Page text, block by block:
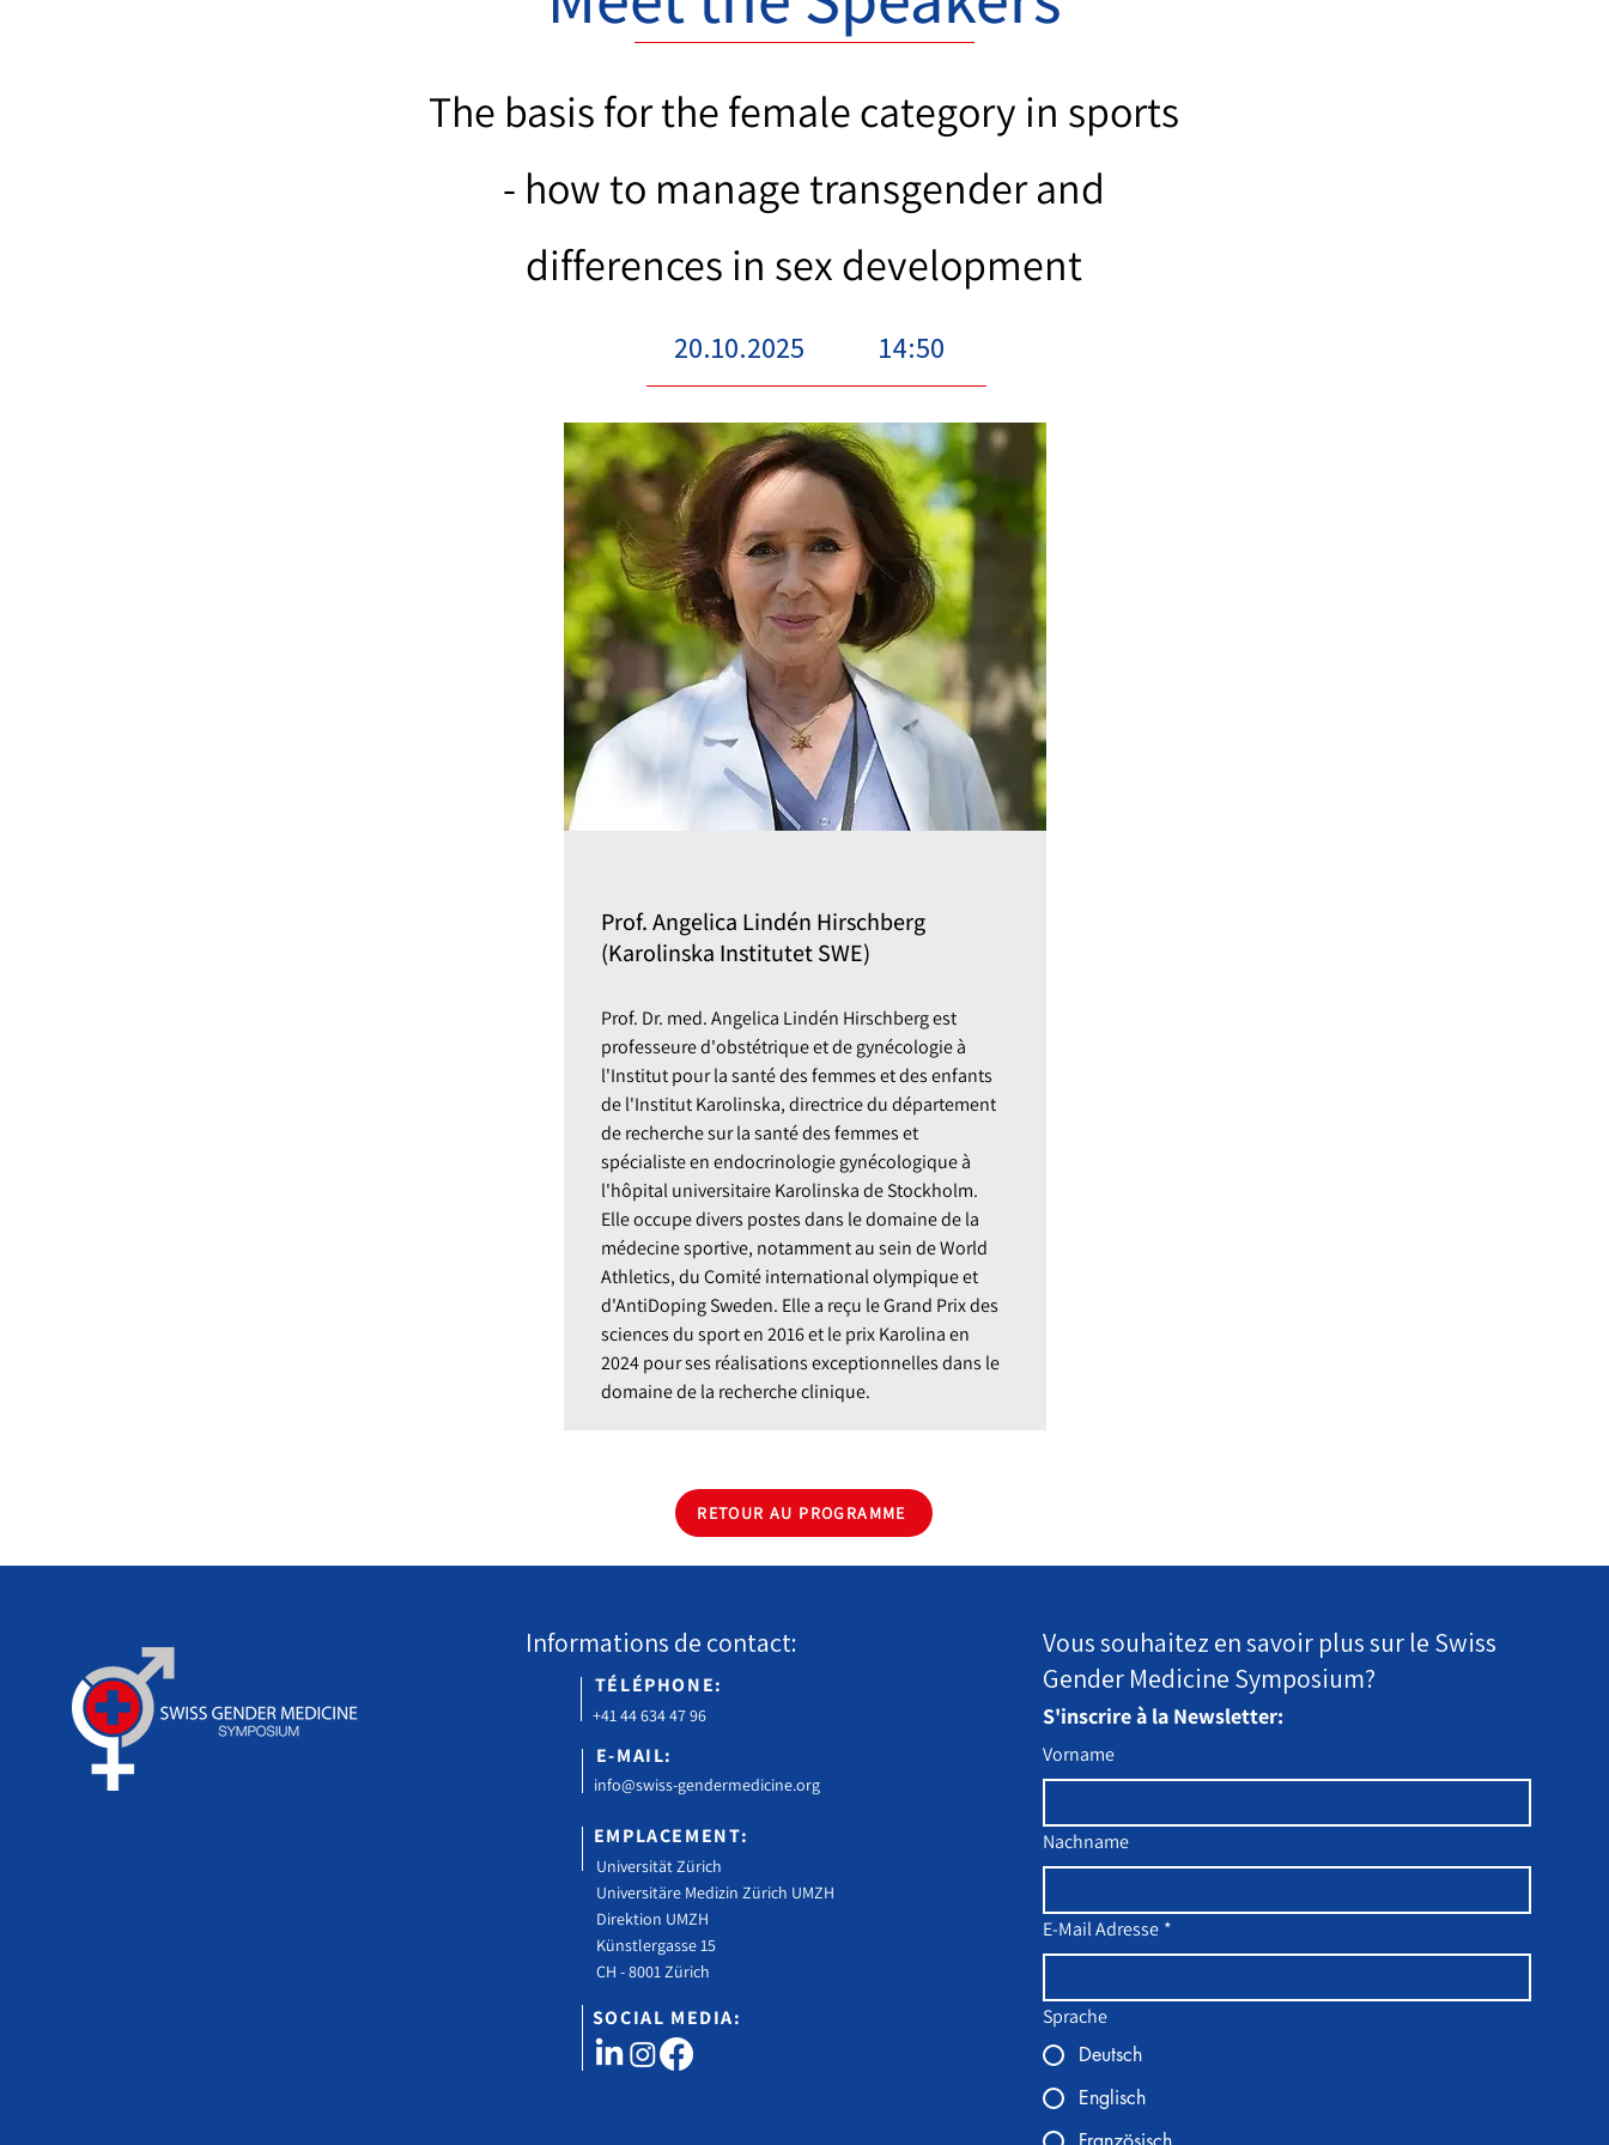
The basis for the female category in sports
- how to manage transgender and
differences in sex development
20.10.2025 14:50
Prof. Angelica Lindén Hirschberg
(Karolinska Institutet SWE)
Prof. Dr. med. Angelica Lindén Hirschberg est
professeure d'obstétrique et de gynécologie à
l'Institut pour la santé des femmes et des enfants
de l'Institut Karolinska, directrice du département
de recherche sur la santé des femmes et
spécialiste en endocrinologie gynécologique à
l'hôpital universitaire Karolinska de Stockholm.
Elle occupe divers postes dans le domaine de la
médecine sportive, notamment au sein de World
Athletics, du Comité international olympique et
d'AntiDoping Sweden. Elle a reçu le Grand Prix des
sciences du sport en 2016 et le prix Karolina en
2024 pour ses réalisations exceptionnelles dans le
domaine de la recherche clinique.
RETOUR AU PROGRAMME
Informations de contact:
TÉLÉPHONE:
+41 44 634 47 96
E-MAIL:
info@swiss-gendermedicine.org
EMPLACEMENT:
Universität Zürich
Universitäre Medizin Zürich UMZH
Direktion UMZH
Künstlergasse 15
CH - 8001 Zürich
SOCIAL MEDIA:
Vous souhaitez en savoir plus sur le Swiss
Gender Medicine Symposium?
S'inscrire à la Newsletter:
Vorname
Nachname
E-Mail Adresse *
Sprache
Deutsch
Englisch